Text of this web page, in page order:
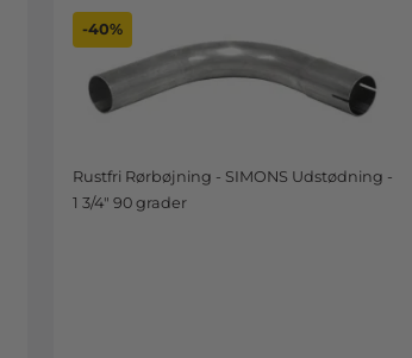
-40%
Rustfri Rørbøjning - SIMONS Udstødning -
1 3/4" 90 grader